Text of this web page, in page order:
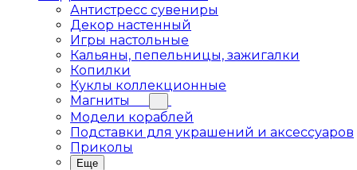
Антистресс сувениры
Декор настенный
Игры настольные
Кальяны, пепельницы, зажигалки
Копилки
Куклы коллекционные
Магниты
Модели кораблей
Подставки для украшений и аксессуаров
Приколы
Еще